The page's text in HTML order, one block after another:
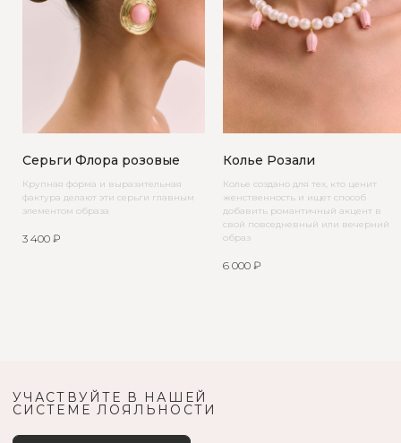
Серьги Флора розовые
Крупная форма и выразительная
фактура делают эти серьги главным
элементом образа
3 400 ₽
Колье Розали
Колье создано для тех, кто ценит
женственность и ищет способ
добавить романтичный акцент в
свой повседневный или вечерний
образ
6 000 ₽